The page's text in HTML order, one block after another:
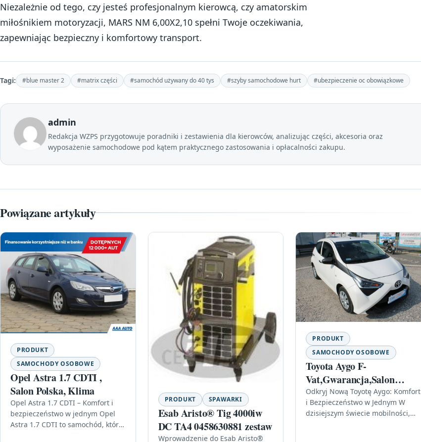
Niezależnie od tego, czy jesteś profesjonalnym kierowcą, czy amatorskim
miłośnikiem motoryzacji, MARS NM 6,00X2,10 spełni Twoje oczekiwania,
zapewniając bezpieczny i komfortowy transport.
Tagi: #blue master 2 #matrix części #samochód używany do 40 tys #szyby samochodowe hurt #ubezpieczenie oc obowiązkowe
admin
Redakcja WZPS przygotowuje poradniki i zestawienia dla kierowców, analizując części, akcesoria oraz
wyposażenie samochodowe pod kątem praktycznego zastosowania i opłacalności zakupu.
Powiązane artykuły
PRODUKT
SAMOCHODY OSOBOWE
Opel Astra 1.7 CDTI ,
Salon Polska, Klima
Opel Astra 1.7 CDTI – Komfort i
bezpieczeństwo w jednym Opel
Astra 1.7 CDTI to samochód, który
PRODUKT SPAWARKI
Esab Aristo® Tig 4000iw
DC TA4 0458630881 zestaw
Wprowadzenie do Esab Aristo®
PRODUKT
SAMOCHODY OSOBOWE
Toyota Aygo F-
Vat,Gwarancja,Salon
Polska,Niski Prz
Odkryj Nową Toyotę Aygo: Komfort
i Bezpieczeństwo w Jednym W
dzisiejszym świecie mobilności,